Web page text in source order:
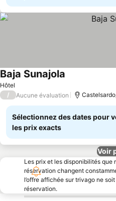
Hôtel
Baja Sunajola
/ Aucune évaluation
Sélectionnez des dates pour
les prix exacts
Voir
Les prix et les disponibilités que
réservation changent
l’offre affichée sur trivago ne
réservation.